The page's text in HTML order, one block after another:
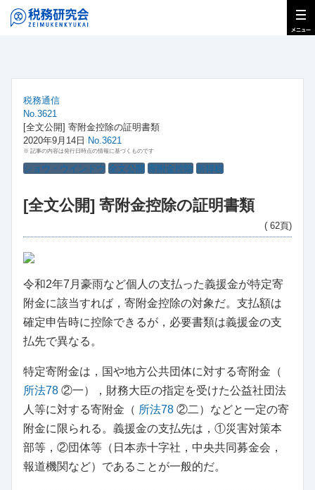
税務通信
No.3621
[全文公開] 寄附金控除の証明書類
2020年9月14日 No.3621
※ 記事の内容は発行日時点の情報に基づくものです
ショウ・ウインドウ 全文公開 寄附金控除 所得税
[全文公開] 寄附金控除の証明書類
( 62頁)
令和2年7月豪雨など個人の支払った義援金が特定寄
附金に該当すれば，寄附金控除の対象だ。支払額は
確定申告時に控除できるが，必要書類は義援金の支
払先で異なる。
特定寄附金は，国や地方公共団体に対する寄附金（
所法78 ②一），財務大臣の指定を受けた公益社団法
人等に対する寄附金（ 所法78 ②二）などと一定の寄
附金に限られる。義援金の支払先は，①災害対策本
部等，②団体等（日本赤十字社，中央共同募金会，
報道機関など）であることが一般的だ。